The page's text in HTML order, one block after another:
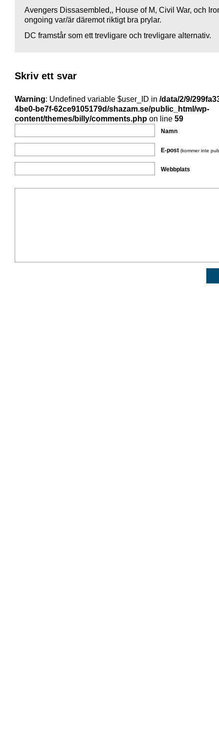
Avengers Dissasembled,, House of M, Civil War, och
ongoing var/är däremot riktigt bra prylar.
DC framstår som ett trevligare och trevligare alternativ.
Skriv ett svar
Warning: Undefined variable $user_ID in /data/2/9/
4be0-be7f-62ce9105179d/shazam.se/public_html/wp-
content/themes/billy/comments.php on line 59
Namn
E-post (kommer inte
Webbplats